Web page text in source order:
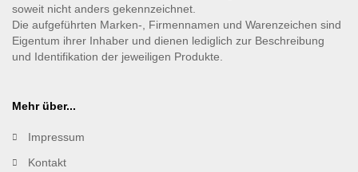
soweit nicht anders gekennzeichnet.
Die aufgeführten Marken-, Firmennamen und Warenzeichen sind
Eigentum ihrer Inhaber und dienen lediglich zur Beschreibung
und Identifikation der jeweiligen Produkte.
Mehr über...
Impressum
Kontakt